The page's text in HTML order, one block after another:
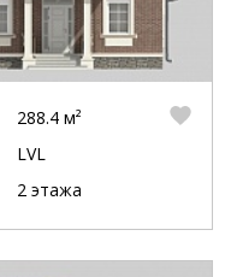
288.4 м²
LVL
2 этажа